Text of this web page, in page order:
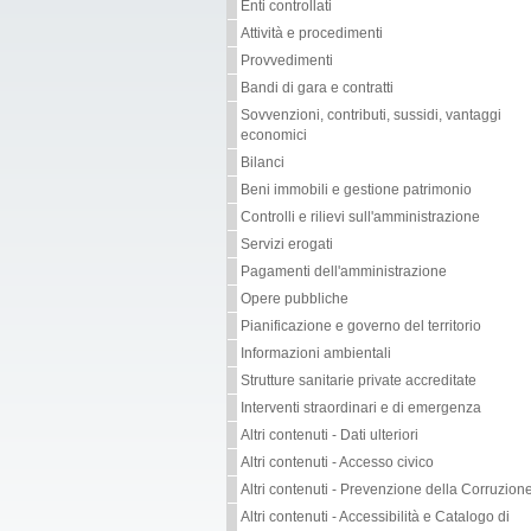
Enti controllati
Attività e procedimenti
Provvedimenti
Bandi di gara e contratti
Sovvenzioni, contributi, sussidi, vantaggi
economici
Bilanci
Beni immobili e gestione patrimonio
Controlli e rilievi sull'amministrazione
Servizi erogati
Pagamenti dell'amministrazione
Opere pubbliche
Pianificazione e governo del territorio
Informazioni ambientali
Strutture sanitarie private accreditate
Interventi straordinari e di emergenza
Altri contenuti - Dati ulteriori
Altri contenuti - Accesso civico
Altri contenuti - Prevenzione della
Altri contenuti - Accessibilità e Catalogo di